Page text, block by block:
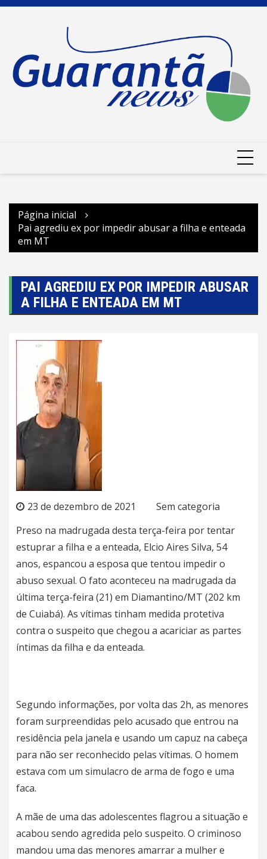
Ir
Página inicial
Pai agrediu ex por impedir abusar a filha e enteada
em MT
PAI AGREDIU EX POR IMPEDIR ABUSAR
A FILHA E ENTEADA EM MT
23 de dezembro de 2021
Sem categoria
Preso na madrugada desta terça-feira por tentar
estuprar a filha e a enteada, Elcio Aires Silva, 54
anos, espancou a esposa que tentou impedir o
abuso sexual. O fato aconteceu na madrugada da
última terça-feira (21) em Diamantino/MT (202 km
de Cuiabá). As vítimas tinham medida protetiva
contra o suspeito que chegou a acariciar as partes
íntimas da filha e da enteada.
Segundo informações, por volta das 2h, as menores
foram surpreendidas pelo acusado que entrou na
residência pela janela e usando um capuz na cabeça
para não ser reconhecido pelas vítimas. O homem
estava com um simulacro de arma de fogo e uma
faca.
A mãe de uma das adolescentes flagrou a situação e
acabou sendo agredida pelo suspeito. O criminoso
mandou uma das menores amarrar a mulher e